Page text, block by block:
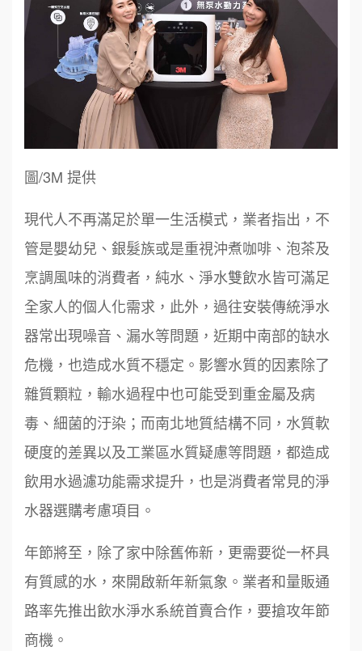
圖/3M 提供
現代人不再滿足於單一生活模式，業者指出，不
管是嬰幼兒、銀髮族或是重視沖煮咖啡、泡茶及
烹調風味的消費者，純水、淨水雙飲水皆可滿足
全家人的個人化需求，此外，過往安裝傳統淨水
器常出現噪音、漏水等問題，近期中南部的缺水
危機，也造成水質不穩定。影響水質的因素除了
雜質顆粒，輸水過程中也可能受到重金屬及病
毒、細菌的汙染；而南北地質結構不同，水質軟
硬度的差異以及工業區水質疑慮等問題，都造成
飲用水過濾功能需求提升，也是消費者常見的淨
水器選購考慮項目。
年節將至，除了家中除舊佈新，更需要從一杯具
有質感的水，來開啟新年新氣象。業者和量販通
路率先推出飲水淨水系統首賣合作，要搶攻年節
商機。
6 鼎威維修
7 88thai發發泰-泰式飯行家
周 先生/小姐
加盟預算 100萬 ~150萬
徐 先生/小姐 新北市
加盟預算 50萬~75萬